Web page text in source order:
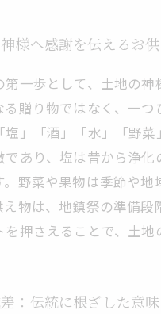
様へ感謝を伝えるお
一歩として、土地の
贈り物ではなく、一
」「酒」「水」「野
あり、塩は昔から浄
野菜や果物は季節や
物は、地鎮祭の準備
押さえることで、土地
：伝統に根ざした意